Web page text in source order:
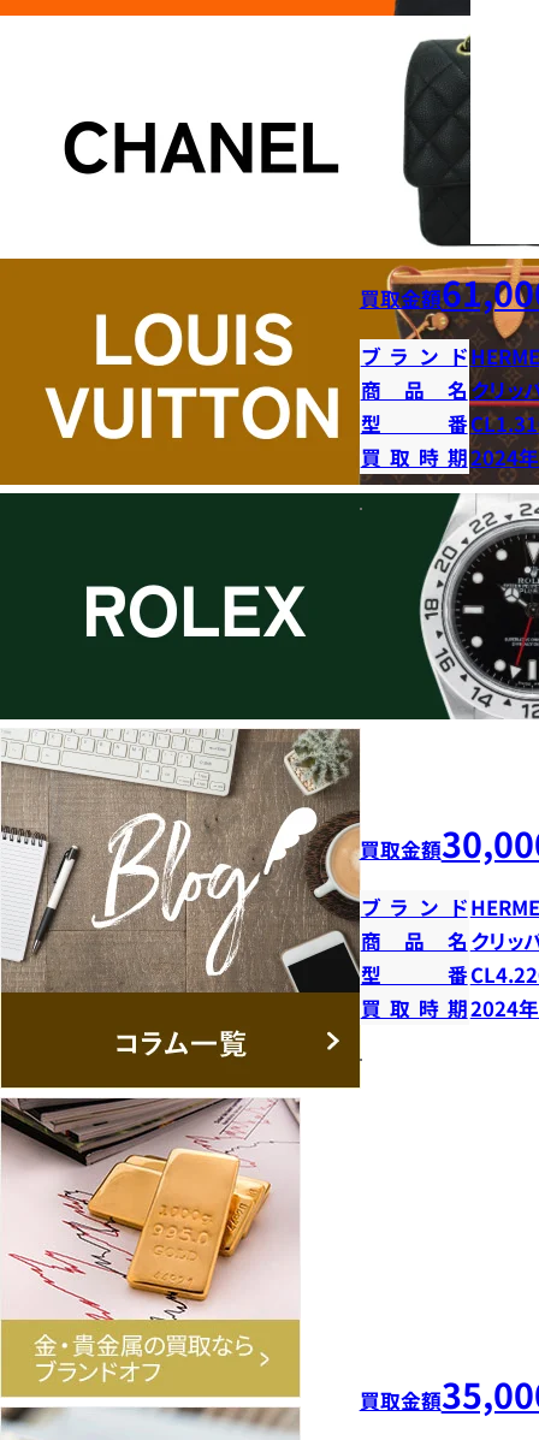
買取金額
ブランド
商品名 クリッ
型番
買取時期2024
買取金額
ブランド
商品名 クリッ
型番
買取時期2024
買取金額